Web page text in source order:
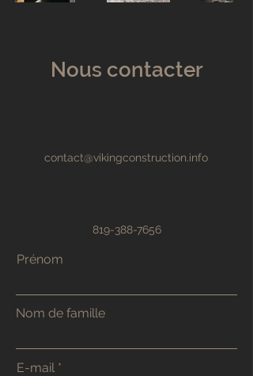
Nous contacter
contact@vikingconstruction.info
819-388-7656
Prénom
Nom de famille
E-mail